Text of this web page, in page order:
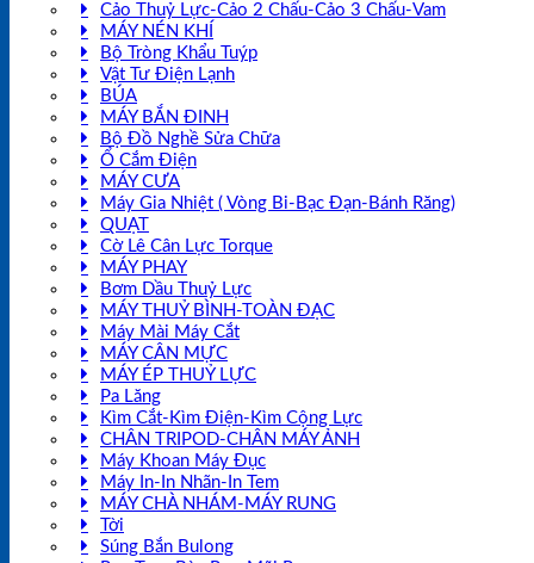
Cảo Thuỷ Lực-Cảo 2 Chấu-Cảo 3 Chấu-Vam
MÁY NÉN KHÍ
Bộ Tròng Khẩu Tuýp
Vật Tư Điện Lạnh
BÚA
MÁY BẮN ĐINH
Bộ Đồ Nghề Sửa Chữa
Ổ Cắm Điện
MÁY CƯA
Máy Gia Nhiệt ( Vòng Bi-Bạc Đạn-Bánh Răng)
QUẠT
Cờ Lê Cân Lực Torque
MÁY PHAY
Bơm Dầu Thuỷ Lực
MÁY THUỶ BÌNH-TOÀN ĐẠC
Máy Mài Máy Cắt
MÁY CÂN MỰC
MÁY ÉP THUỶ LỰC
Pa Lăng
Kìm Cắt-Kìm Điện-Kìm Cộng Lực
CHÂN TRIPOD-CHÂN MÁY ẢNH
Máy Khoan Máy Đục
Máy In-In Nhãn-In Tem
MÁY CHÀ NHÁM-MÁY RUNG
Tời
Súng Bắn Bulong